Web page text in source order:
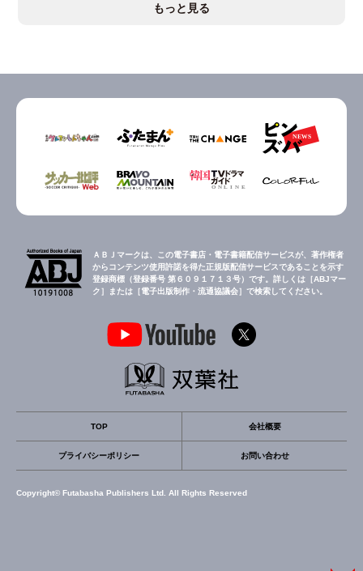
もっと見る
ＡＢＪマークは、この電子書店・電子書籍配信サービスが、著作権者
からコンテンツ使用許諾を得た正規版配信サービスであることを示す
登録商標（登録番号 第６０９１７１３号）です。詳しくは［ABJマー
ク］または［電子出版制作・流通協議会］で検索してください。
TOP 会社概要
プライバシーポリシー お問い合わせ
Copyright© Futabasha Publishers Ltd. All Rights Reserved